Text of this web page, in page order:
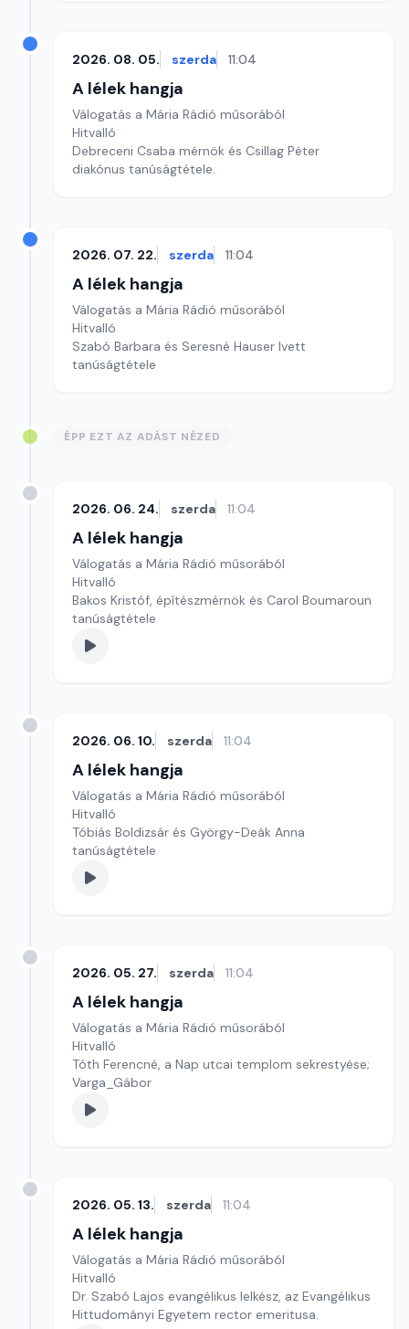
2026. 08. 05. szerda 11:04
A lélek hangja
Válogatás a Mária Rádió műsorából
Hitvalló
Debreceni Csaba mérnök és Csillag Péter
diakónus tanúságtétele.
2026. 07. 22. szerda 11:04
A lélek hangja
Válogatás a Mária Rádió műsorából
Hitvalló
Szabó Barbara és Seresné Hauser Ivett
tanúságtétele
ÉPP EZT AZ ADÁST NÉZED
2026. 06. 24. szerda 11:04
A lélek hangja
Válogatás a Mária Rádió műsorából
Hitvalló
Bakos Kristóf, építészmérnök és Carol Boumaroun
tanúságtétele
2026. 06. 10. szerda 11:04
A lélek hangja
Válogatás a Mária Rádió műsorából
Hitvalló
Tóbiás Boldizsár és György-Deák Anna
tanúságtétele
2026. 05. 27. szerda 11:04
A lélek hangja
Válogatás a Mária Rádió műsorából
Hitvalló
Tóth Ferencné, a Nap utcai templom sekrestyése;
Varga_Gábor
2026. 05. 13. szerda 11:04
A lélek hangja
Válogatás a Mária Rádió műsorából
Hitvalló
Dr. Szabó Lajos evangélikus lelkész, az Evangélikus
Hittudományi Egyetem rector emeritusa.